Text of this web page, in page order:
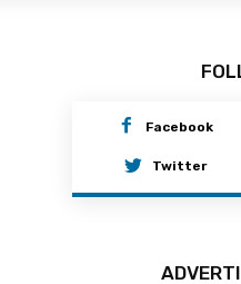
Facebook
Twitter